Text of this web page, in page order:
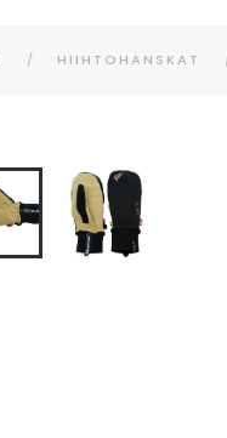
HIIHTOHANSKAT